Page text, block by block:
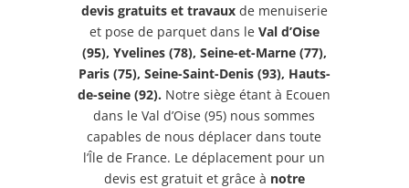
devis gratuits et travauxde menuiserie
et pose de parquet dans le Val d’Oise
(95), Yvelines (78), Seine-et-Marne (77),
Paris (75), Seine-Saint-Denis (93), Hauts-
de-seine (92). Notre siège étant à Ecouen
dans le Val d’Oise (95) nous sommes
capables de nous déplacer dans toute
l’Île de France. Le déplacement pour un
devis est gratuit et grâce à notre